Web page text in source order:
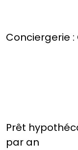
Conciergerie :
Prêt
par an